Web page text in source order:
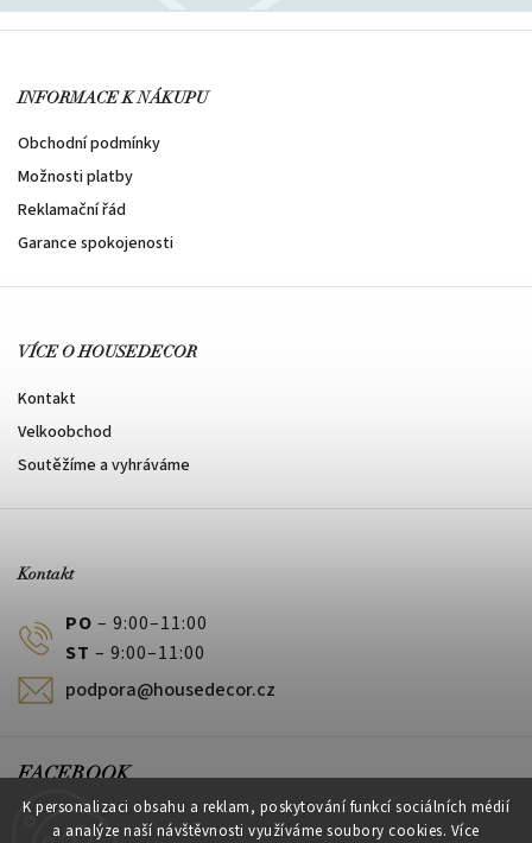
K personalizaci obsahu a reklam, poskytování funkcí sociálních médií
a analýze naší návštěvnosti využíváme soubory cookies. Více
INFORMACE K NÁKUPU
Obchodní podmínky
Možnosti platby
Reklamační řád
Garance spokojenosti
VÍCE O HOUSEDECOR
Kontakt
Velkoobchod
Soutěžíme a vyhráváme
Kontakt
PO – 9:00–11:00
ST – 9:00–11:00
podpora@housedecor.cz
FACEBOOK